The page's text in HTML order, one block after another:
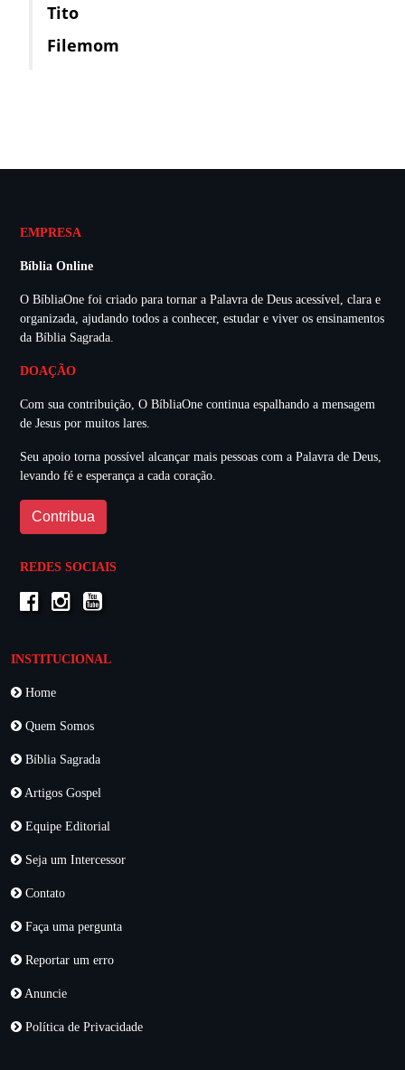
Tito
Filemom
EMPRESA
Bíblia Online
O BíbliaOne foi criado para tornar a Palavra de Deus acessível, clara e
organizada, ajudando todos a conhecer, estudar e viver os ensinamentos
da Bíblia Sagrada.
DOAÇÃO
Com sua contribuição, O BíbliaOne continua espalhando a mensagem
de Jesus por muitos lares.
Seu apoio torna possível alcançar mais pessoas com a Palavra de Deus,
levando fé e esperança a cada coração.
Contribua
REDES SOCIAIS
INSTITUCIONAL
Home
Quem Somos
Bíblia Sagrada
Artigos Gospel
Equipe Editorial
Seja um Intercessor
Contato
Faça uma pergunta
Reportar um erro
Anuncie
Política de Privacidade